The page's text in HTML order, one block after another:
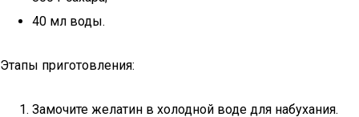
40 мл воды.
Этапы приготовления:
Замочите желатин в холодной воде для набухания.